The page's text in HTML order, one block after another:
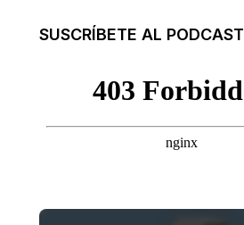
SUSCRÍBETE AL PODCAST